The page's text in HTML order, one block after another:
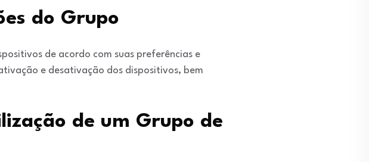
do Grupo
de acordo com suas preferências e
e desativação dos dispositivos, bem
de um Grupo de